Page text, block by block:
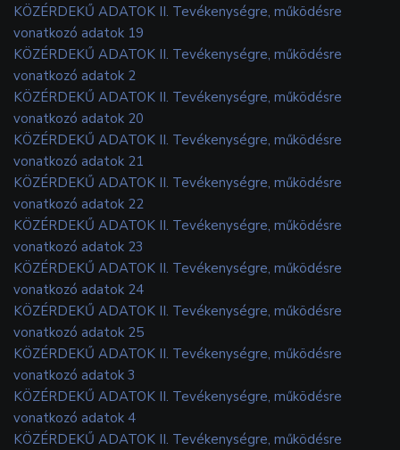
KÖZÉRDEKŰ ADATOK II. Tevékenységre, működésre
vonatkozó adatok 19
KÖZÉRDEKŰ ADATOK II. Tevékenységre, működésre
vonatkozó adatok 2
KÖZÉRDEKŰ ADATOK II. Tevékenységre, működésre
vonatkozó adatok 20
KÖZÉRDEKŰ ADATOK II. Tevékenységre, működésre
vonatkozó adatok 21
KÖZÉRDEKŰ ADATOK II. Tevékenységre, működésre
vonatkozó adatok 22
KÖZÉRDEKŰ ADATOK II. Tevékenységre, működésre
vonatkozó adatok 23
KÖZÉRDEKŰ ADATOK II. Tevékenységre, működésre
vonatkozó adatok 24
KÖZÉRDEKŰ ADATOK II. Tevékenységre, működésre
vonatkozó adatok 25
KÖZÉRDEKŰ ADATOK II. Tevékenységre, működésre
vonatkozó adatok 3
KÖZÉRDEKŰ ADATOK II. Tevékenységre, működésre
vonatkozó adatok 4
KÖZÉRDEKŰ ADATOK II. Tevékenységre, működésre